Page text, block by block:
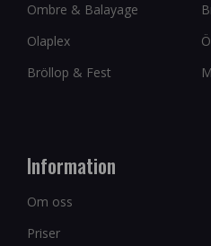
Ombre & Balayage
Olaplex
Bröllop & Fest
Information
Om oss
Priser